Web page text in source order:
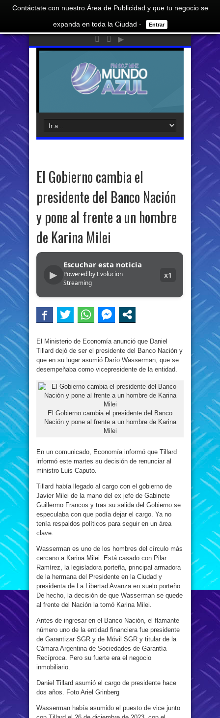
Contáctate con nuestro Área de Publicidad y que tu negocio se
expanda en toda la Ciudad - Entrar
El Gobierno cambia el
presidente del Banco Nación
y pone al frente a un hombre
de Karina Milei
▶
Escuchar esta noticia
Powered by Evolucion
Streaming
x1
El Ministerio de Economía anunció que Daniel
Tillard dejó de ser el presidente del Banco Nación y
que en su lugar asumió Darío Wasserman, que se
desempeñaba como vicepresidente de la entidad.
El Gobierno cambia el presidente del Banco
Nación y pone al frente a un hombre de Karina
Milei
En un comunicado, Economía informó que Tillard
informó este martes su decisión de renunciar al
ministro Luis Caputo.
Tillard había llegado al cargo con el gobierno de
Javier Milei de la mano del ex jefe de Gabinete
Guillermo Francos y tras su salida del Gobierno se
especulaba con que podía dejar el cargo. Ya no
tenía respaldos políticos para seguir en un área
clave.
Wasserman es uno de los hombres del círculo más
cercano a Karina Milei. Está casado con Pilar
Ramírez, la legisladora porteña, principal armadora
de la hermana del Presidente en la Ciudad y
presidenta de La Libertad Avanza en suelo porteño.
De hecho, la decisión de que Wasserman se quede
al frente del Nación la tomó Karina Milei.
Antes de ingresar en el Banco Nación, el flamante
número uno de la entidad financiera fue presidente
de Garantizar SGR y de Móvil SGR y titular de la
Cámara Argentina de Sociedades de Garantía
Recíproca. Pero su fuerte era el negocio
inmobiliario.
Daniel Tillard asumió el cargo de presidente hace
dos años. Foto Ariel Grinberg
Wasserman había asumido el puesto de vice junto